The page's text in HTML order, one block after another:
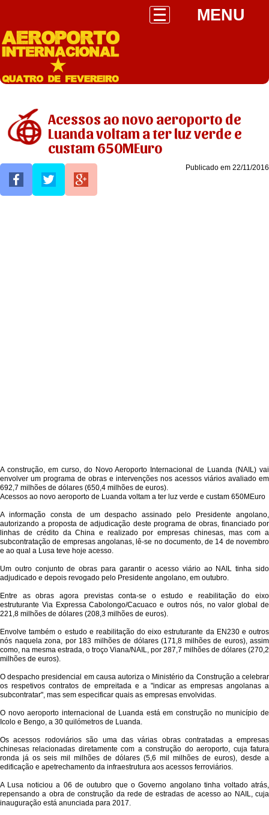
MENU
Acessos ao novo aeroporto de
Luanda voltam a ter luz verde e
custam 650MEuro
Publicado em 22/11/2016
A construção, em curso, do Novo Aeroporto Internacional de Luanda (NAIL) vai
envolver um programa de obras e intervenções nos acessos viários avaliado em
692,7 milhões de dólares (650,4 milhões de euros).
Acessos ao novo aeroporto de Luanda voltam a ter luz verde e custam 650MEuro
A informação consta de um despacho assinado pelo Presidente angolano,
autorizando a proposta de adjudicação deste programa de obras, financiado por
linhas de crédito da China e realizado por empresas chinesas, mas com a
subcontratação de empresas angolanas, lê-se no documento, de 14 de novembro
e ao qual a Lusa teve hoje acesso.
Um outro conjunto de obras para garantir o acesso viário ao NAIL tinha sido
adjudicado e depois revogado pelo Presidente angolano, em outubro.
Entre as obras agora previstas conta-se o estudo e reabilitação do eixo
estruturante Via Expressa Cabolongo/Cacuaco e outros nós, no valor global de
221,8 milhões de dólares (208,3 milhões de euros).
Envolve também o estudo e reabilitação do eixo estruturante da EN230 e outros
nós naquela zona, por 183 milhões de dólares (171,8 milhões de euros), assim
como, na mesma estrada, o troço Viana/NAIL, por 287,7 milhões de dólares (270,2
milhões de euros).
O despacho presidencial em causa autoriza o Ministério da Construção a celebrar
os respetivos contratos de empreitada e a "indicar as empresas angolanas a
subcontratar", mas sem especificar quais as empresas envolvidas.
O novo aeroporto internacional de Luanda está em construção no município de
Icolo e Bengo, a 30 quilómetros de Luanda.
Os acessos rodoviários são uma das várias obras contratadas a empresas
chinesas relacionadas diretamente com a construção do aeroporto, cuja fatura
ronda já os seis mil milhões de dólares (5,6 mil milhões de euros), desde a
edificação e apetrechamento da infraestrutura aos acessos ferroviários.
A Lusa noticiou a 06 de outubro que o Governo angolano tinha voltado atrás,
repensando a obra de construção da rede de estradas de acesso ao NAIL, cuja
inauguração está anunciada para 2017.